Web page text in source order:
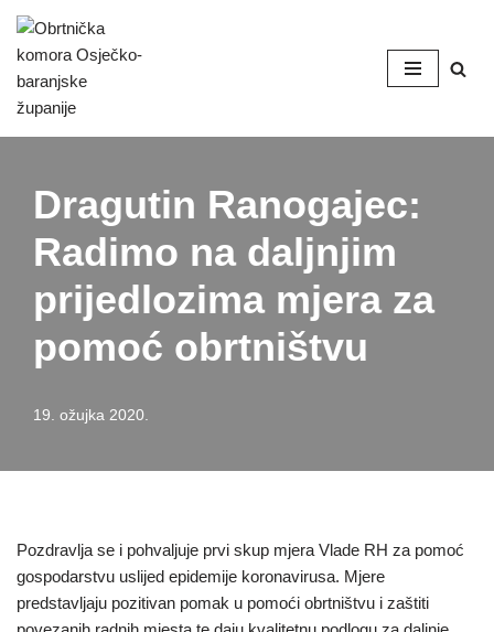
Skip
to
content
Dragutin Ranogajec:
Radimo na daljnjim
prijedlozima mjera za
pomoć obrtništvu
19. ožujka 2020.
Pozdravlja se i pohvaljuje prvi skup mjera Vlade RH za pomoć
gospodarstvu uslijed epidemije koronavirusa. Mjere
predstavljaju pozitivan pomak u pomoći obrtništvu i zaštiti